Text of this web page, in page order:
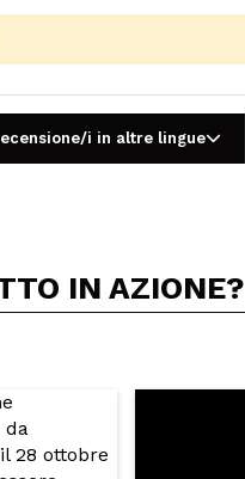
5/5
i in altre lingue
IN AZIONE?